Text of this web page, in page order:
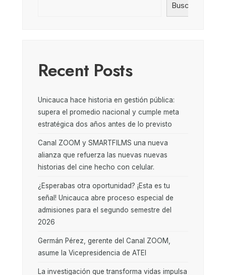
Buscar
Recent Posts
Unicauca hace historia en gestión pública:
supera el promedio nacional y cumple meta
estratégica dos años antes de lo previsto
Canal ZOOM y SMARTFILMS una nueva
alianza que refuerza las nuevas nuevas
historias del cine hecho con celular.
¿Esperabas otra oportunidad? ¡Esta es tu
señal! Unicauca abre proceso especial de
admisiones para el segundo semestre del
2026
Germán Pérez, gerente del Canal ZOOM,
asume la Vicepresidencia de ATEI
La investigación que transforma vidas impulsa